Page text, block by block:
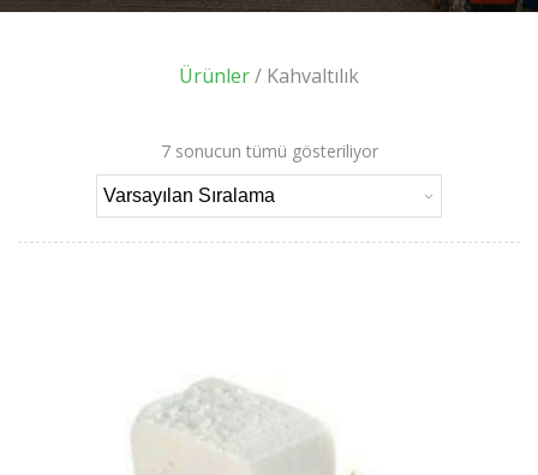
Ürünler/ Kahvaltılık
7 sonucun tümü gösteriliyor